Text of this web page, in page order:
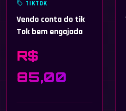
TIKTOK
Vendo conta do tik
Tok bem engajada
R$
85,00